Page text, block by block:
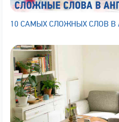
10 САМЫХ СЛОЖНЫХ СЛОВ